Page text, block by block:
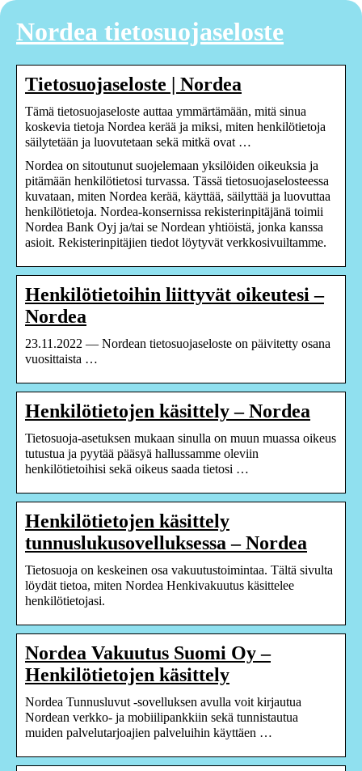
Nordea tietosuojaseloste
Tietosuojaseloste | Nordea
Tämä tietosuojaseloste auttaa ymmärtämään, mitä sinua
koskevia tietoja Nordea kerää ja miksi, miten henkilötietoja
säilytetään ja luovutetaan sekä mitkä ovat …
Nordea on sitoutunut suojelemaan yksilöiden oikeuksia ja
pitämään henkilötietosi turvassa. Tässä tietosuojaselosteessa
kuvataan, miten Nordea kerää, käyttää, säilyttää ja luovuttaa
henkilötietoja. Nordea-konsernissa rekisterinpitäjänä toimii
Nordea Bank Oyj ja/tai se Nordean yhtiöistä, jonka kanssa
asioit. Rekisterinpitäjien tiedot löytyvät verkkosivuiltamme.
Henkilötietoihin liittyvät oikeutesi –
Nordea
23.11.2022 — Nordean tietosuojaseloste on päivitetty osana
vuosittaista …
Henkilötietojen käsittely – Nordea
Tietosuoja-asetuksen mukaan sinulla on muun muassa oikeus
tutustua ja pyytää pääsyä hallussamme oleviin
henkilötietoihisi sekä oikeus saada tietosi …
Henkilötietojen käsittely
tunnuslukusovelluksessa – Nordea
Tietosuoja on keskeinen osa vakuutustoimintaa. Tältä sivulta
löydät tietoa, miten Nordea Henkivakuutus käsittelee
henkilötietojasi.
Nordea Vakuutus Suomi Oy –
Henkilötietojen käsittely
Nordea Tunnusluvut -sovelluksen avulla voit kirjautua
Nordean verkko- ja mobiilipankkiin sekä tunnistautua
muiden palvelutarjoajien palveluihin käyttäen …